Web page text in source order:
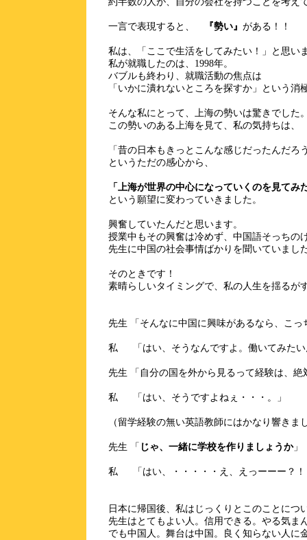
一言で表現すると、 『勢い』 がある！！
私は、「ここで生活をしてみたい！」と思い
私が就職したのは、1998年。
バブルも終わり、就職活動の焦点は
「いかに潰れないところを探すか」という消
そんな私にとって、上海の勢いは驚きでした
この勢いのある上海を見て、私の気持ちは、
「昔の日本もきっとこんな感じだったんだろ
というただの感心から、
「上海が世界の中心になっていくのを見てみ
という願望に変わっていきました。
興奮していたんだと思います。
授業中もその興奮は冷めず、中国語そっちの
先生に中国の社会事情ばかりを聞いていまし
そのときです！
素晴らしいタイミングで、私の人生を揺るが
先生 「そんなに中国に興味があるなら、こっ
私 「はい、そうなんですよ。働いてみたい
先生 「自分の国を外から見るって経験は、絶
私 「はい、そうですよねぇ・・・。」
（留学経験の無い英語教師にはかなり響き
先生 「 じゃ、一緒に学校を作りましょうか」
私 「はい、・・・・・え、えっーーー？！
日本に帰国後、私はじっくりとこのことにつ
先生はとてもよい人。信用できる。やる気ま
でも中国人。舞台は中国。良く知らない人に